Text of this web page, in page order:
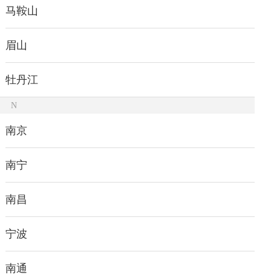
马鞍山
眉山
牡丹江
N
南京
南宁
南昌
宁波
南通